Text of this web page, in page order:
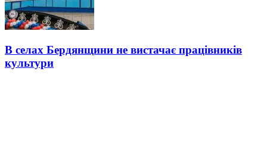
В селах Бердянщини не вистачає працівників
культури